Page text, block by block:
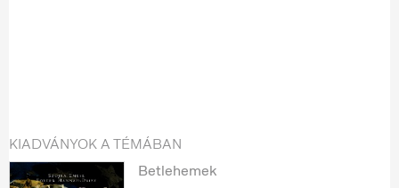
KIADVÁNYOK A TÉMÁBAN
Betlehemek